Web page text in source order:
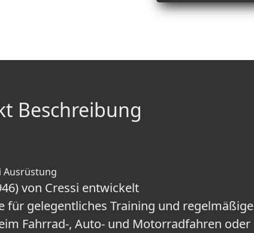
Beschreibung
Ausrüstung
von Cressi entwickelt
für gelegentliches Training und regelmäßige
Fahrrad-, Auto- und Motorradfahren oder